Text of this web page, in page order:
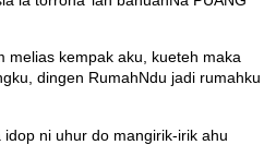
melias kempak aku, kueteh maka
dingen RumahNdu jadi rumahku
idop ni uhur do mangirik-irik ahu